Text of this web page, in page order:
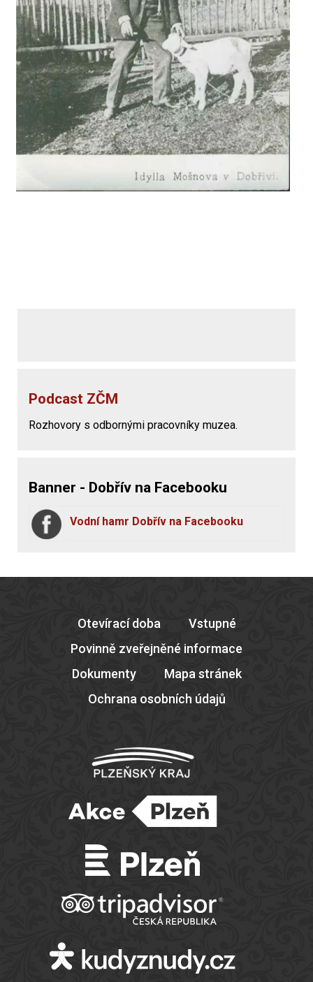
Podcast ZČM
Rozhovory s odbornými pracovníky muzea.
Banner - Dobřív na Facebooku
Vodní hamr Dobřív na Facebooku
Otevírací doba
Vstupné
Povinně zveřejněné informace
Dokumenty
Mapa stránek
Ochrana osobních údajů